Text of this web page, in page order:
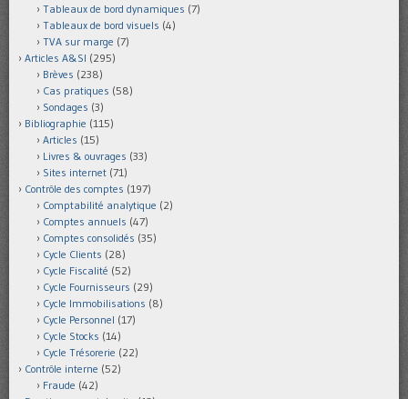
Tableaux de bord dynamiques (7)
Tableaux de bord visuels (4)
TVA sur marge (7)
Articles A&SI (295)
Brèves (238)
Cas pratiques (58)
Sondages (3)
Bibliographie (115)
Articles (15)
Livres & ouvrages (33)
Sites internet (71)
Contrôle des comptes (197)
Comptabilité analytique (2)
Comptes annuels (47)
Comptes consolidés (35)
Cycle Clients (28)
Cycle Fiscalité (52)
Cycle Fournisseurs (29)
Cycle Immobilisations (8)
Cycle Personnel (17)
Cycle Stocks (14)
Cycle Trésorerie (22)
Contrôle interne (52)
Fraude (42)